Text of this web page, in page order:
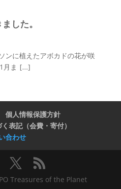
した。
ンに植えたアボカドの花が咲
月ま [...]
個人情報保護方針
表記（会費・寄付）
合わせ
Treasures of the Planet